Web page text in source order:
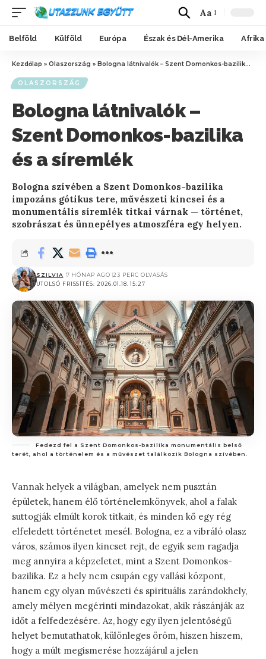
Aa
Belföld Külföld Európa Észak és Dél-Amerika Afrika
Kezdőlap » Olaszország » Bologna látnivalók – Szent Domonkos-bazilika és a síremlék
OLASZORSZÁG
Bologna látnivalók –
Szent Domonkos-bazilika
és a síremlék
Bologna szívében a Szent Domonkos-bazilika
impozáns gótikus tere, művészeti kincsei és a
monumentális síremlék titkai várnak — történet,
szobrászat és ünnepélyes atmoszféra egy helyen.
UTOLSÓ FRISSÍTÉS: 2026.01.18. 15:27
SZILVIA 7 HÓNAP AGO 23 PERC OLVASÁS
Fedezd fel a Szent Domonkos-bazilika monumentális belső
terét, ahol a történelem és a művészet találkozik Bologna szívében.
Vannak helyek a világban, amelyek nem pusztán
épületek, hanem élő történelemkönyvek, ahol a falak
suttogják elmúlt korok titkait, és minden kő egy rég
elfeledett történetet mesél. Bologna, ez a vibráló olasz
város, számos ilyen kincset rejt, de egyik sem ragadja
meg annyira a képzeletet, mint a Szent Domonkos-
bazilika. Ez a hely nem csupán egy vallási központ,
hanem egy olyan művészeti és spirituális zarándokhely,
amely mélyen megérinti mindazokat, akik rászánják az
időt a felfedezésére. Az, hogy egy ilyen jelentőségű
helyet bemutathatok, különleges öröm, hiszen hiszem,
hogy a múlt megismerése hozzájárul a jelen